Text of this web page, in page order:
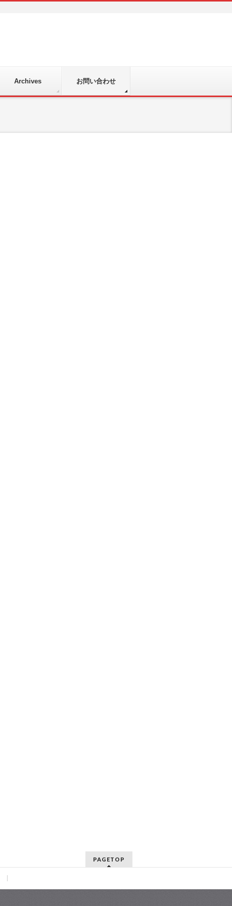
Archives お問い合わせ
PAGETOP